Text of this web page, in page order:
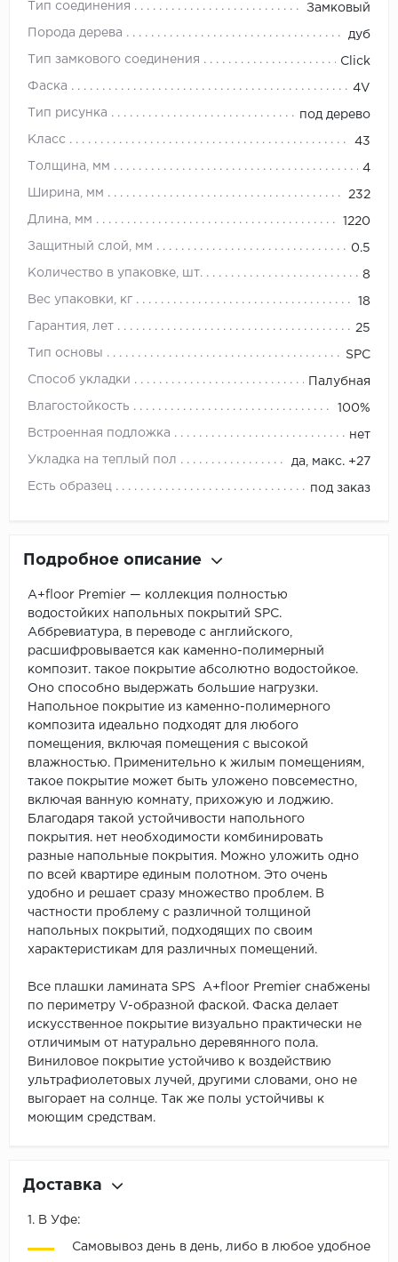
Тип соединения Замковый
Порода дерева дуб
Тип замкового соединения Click
Фаска 4V
Тип рисунка под дерево
Класс 43
Толщина, мм 4
Ширина, мм 232
Длина, мм 1220
Защитный слой, мм 0.5
Количество в упаковке, шт. 8
Вес упаковки, кг 18
Гарантия, лет 25
Тип основы SPC
Способ укладки Палубная
Влагостойкость 100%
Встроенная подложка нет
Укладка на теплый пол да, макс. +27
Есть образец под заказ
Подробное описание
A+floor Premier — коллекция полностью
водостойких напольных покрытий SPC.
Аббревиатура, в переводе с английского,
расшифровывается как каменно-полимерный
композит. такое покрытие абсолютно водостойкое.
Оно способно выдержать большие нагрузки.
Напольное покрытие из каменно-полимерного
композита идеально подходят для любого
помещения, включая помещения с высокой
влажностью. Применительно к жилым помещениям,
такое покрытие может быть уложено повсеместно,
включая ванную комнату, прихожую и лоджию.
Благодаря такой устойчивости напольного
покрытия. нет необходимости комбинировать
разные напольные покрытия. Можно уложить одно
по всей квартире единым полотном. Это очень
удобно и решает сразу множество проблем. В
частности проблему с различной толщиной
напольных покрытий, подходящих по своим
характеристикам для различных помещений.
Все плашки ламината SPS A+floor Premier снабжены
по периметру V-образной фаской. Фаска делает
искусственное покрытие визуально практически не
отличимым от натурально деревянного пола.
Виниловое покрытие устойчиво к воздействию
ультрафиолетовых лучей, другими словами, оно не
выгорает на солнце. Так же полы устойчивы к
моющим средствам.
Доставка
1. В Уфе:
Самовывоз день в день, либо в любое удобное